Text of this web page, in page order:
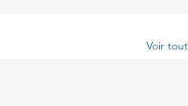
Voir tout